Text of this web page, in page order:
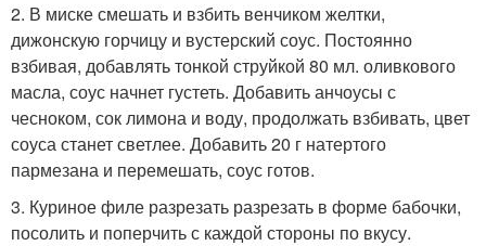
2. В миске смешать и взбить венчиком желтки,
дижонскую горчицу и вустерский соус. Постоянно
взбивая, добавлять тонкой струйкой 80 мл. оливкового
масла, соус начнет густеть. Добавить анчоусы с
чесноком, сок лимона и воду, продолжать взбивать, цвет
соуса станет светлее. Добавить 20 г натертого
пармезана и перемешать, соус готов.
3. Куриное филе разрезать разрезать в форме бабочки,
посолить и поперчить с каждой стороны по вкусу.